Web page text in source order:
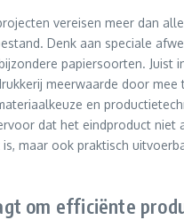
vereisen meer dan
Denk aan speciale
papiersoorten. Juist
meerwaarde door mee
en
dat het eindproduct niet
maar ook praktisch
om efficiënte